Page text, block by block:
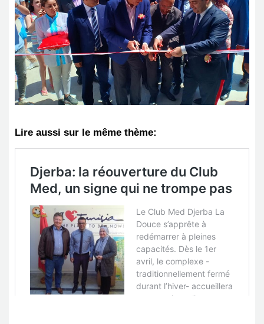
Lire aussi sur le même thème: